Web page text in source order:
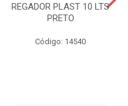
REGADOR PLAST 10 LTS
PRETO
Código: 14540